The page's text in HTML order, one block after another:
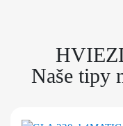
Naše tipy